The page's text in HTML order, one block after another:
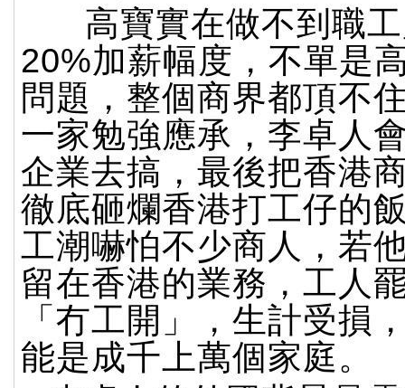
高寶實在做不到職
20%加薪幅度，不單是
問題，整個商界都頂不
一家勉強應承，李卓人
企業去搞，最後把香港
徹底砸爛香港打工仔的
工潮嚇怕不少商人，若
留在香港的業務，工人
「冇工開」，生計受損
能是成千上萬個家庭。